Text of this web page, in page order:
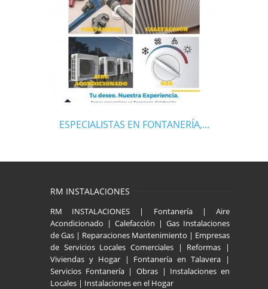
ESPECIALISTAS EN FONTANERÍA,...
RM INSTALACIONES
RM INSTALACIONES | Fontanería | Aire
Acondicionado | Calefacción | Gas Instalaciones
de Gas | Reparaciones Mantenimiento | Empresas
de Servicios Locales Comerciales | Reformas |
Viviendas y Hogar | Fontanería en Talavera |
Servicios Fontanería | Obras | Instalaciones en
Locales | Instalaciones en el Hogar